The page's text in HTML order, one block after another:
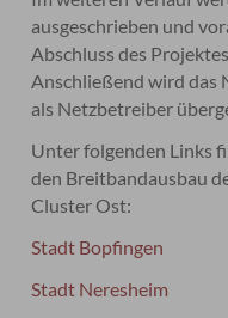
ausgeschrieben und
Abschluss des
Anschließend wird das
als Netzbetreiber
Unter folgenden Links
den Breitbandausbau
Cluster Ost:
Stadt Bopfingen
Stadt Neresheim